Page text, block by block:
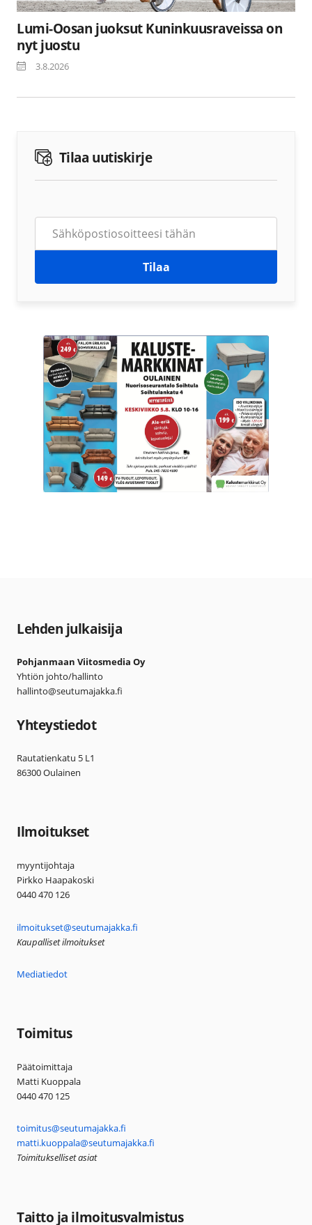
Lumi-Oosan juoksut Kuninkuusraveissa on
nyt juostu
3.8.2026
Tilaa uutiskirje
Tilaa
Lehden julkaisija
Pohjanmaan Viitosmedia Oy
Yhtiön johto/hallinto
hallinto@seutumajakka.fi
Yhteystiedot
Rautatienkatu 5 L1
86300 Oulainen
Ilmoitukset
myyntijohtaja
Pirkko Haapakoski
0440 470 126
ilmoitukset@seutumajakka.fi
Kaupalliset ilmoitukset
Mediatiedot
Toimitus
Päätoimittaja
Matti Kuoppala
0440 470 125
toimitus@seutumajakka.fi
matti.kuoppala@seutumajakka.fi
Toimitukselliset asiat
Taitto ja ilmoitusvalmistus